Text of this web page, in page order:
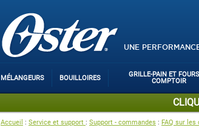
UNE
MÉLANGEURS BOUILLOIRES
GRILLE-PAIN ET
COMPTOIR
Accueil : Service et support : Support - commandes : FAQ sur les